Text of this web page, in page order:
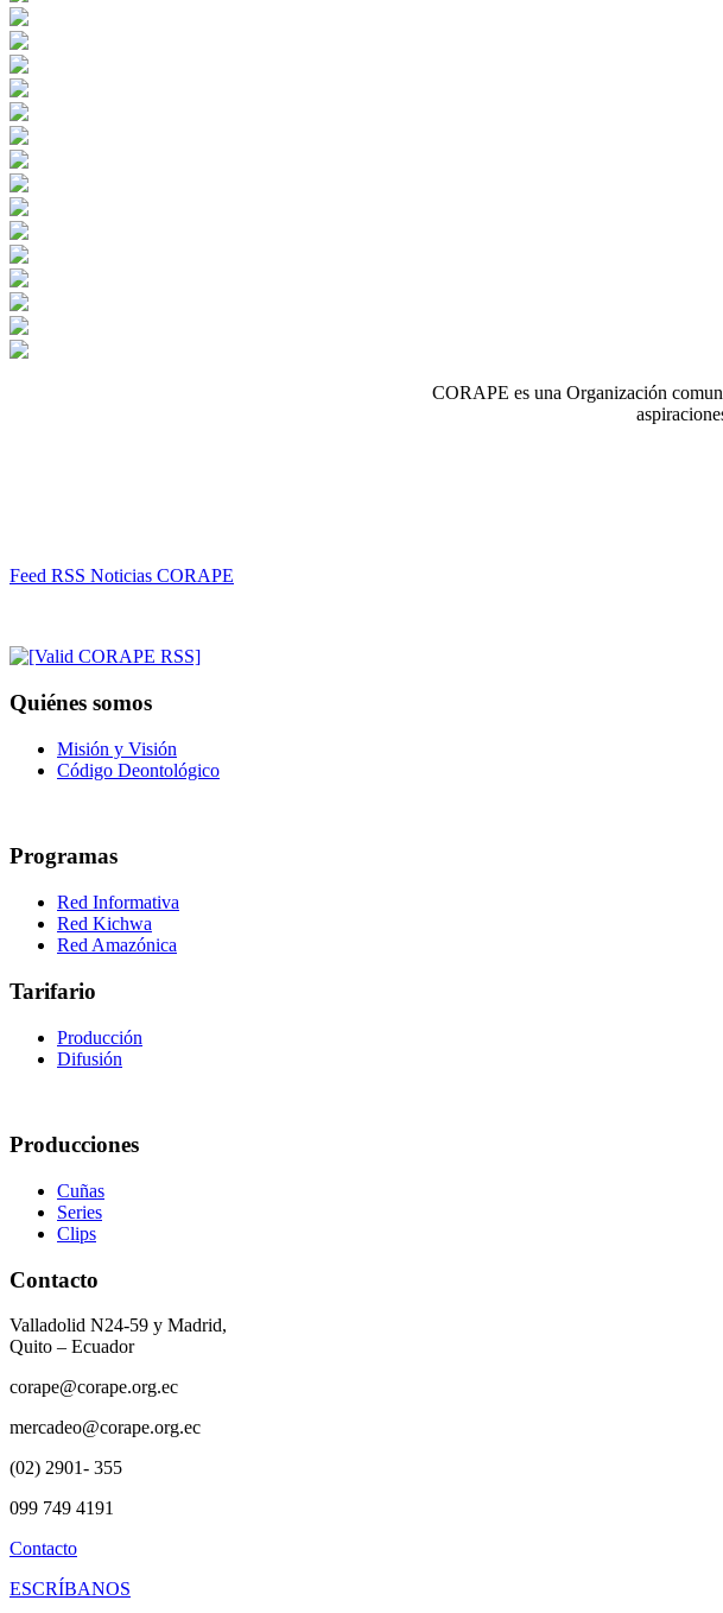
CORAPE es una Organización
Feed RSS Noticias CORAPE
Quiénes somos
Misión y Visión
Código Deontológico
Programas
Red Informativa
Red Kichwa
Red Amazónica
Tarifario
Producción
Difusión
Producciones
Cuñas
Series
Clips
Contacto
Valladolid N24-59 y Madrid,
Quito – Ecuador
corape@corape.org.ec
mercadeo@corape.org.ec
(02) 2901- 355
099 749 4191
Contacto
ESCRÍBANOS